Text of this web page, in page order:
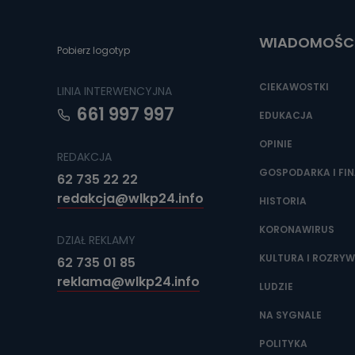
Jakie
Państwa (lub
źródeł
oraz partnerzy
Jak
Można to
Pobierz logotyp
LINIA INTERWENCYJNA
661 997 997
REDAKCJA
62 735 22 22
redakcja@wlkp24.info
DZIAŁ REKLAMY
62 735 01 85
reklama@wlkp24.info
CIEKAWOSTKI
EDUKACJA
OPINIE
GOSPODARKA I
HISTORIA
KORONAWIRUS
KULTURA I
LUDZIE
NA SYGNALE
POLITYKA